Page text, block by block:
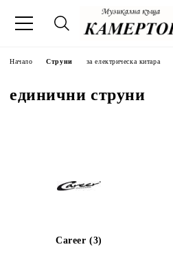
Начало Струни за електрическа китара
единични струни
Career (3)